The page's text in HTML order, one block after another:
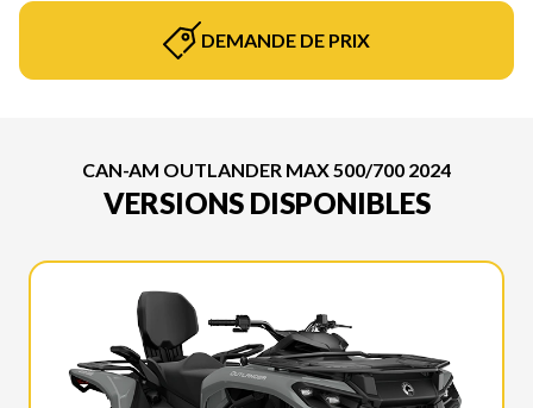
DEMANDE DE PRIX
CAN-AM OUTLANDER MAX 500/700 2024
VERSIONS DISPONIBLES